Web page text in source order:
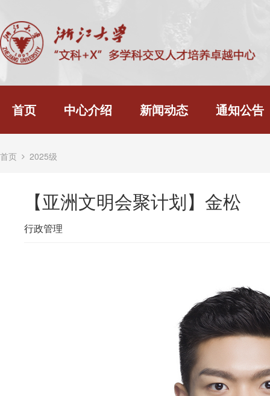
首页 中心介绍 新闻动态 通知公告
首页 2025级
【亚洲文明会聚计划】金松
行政管理